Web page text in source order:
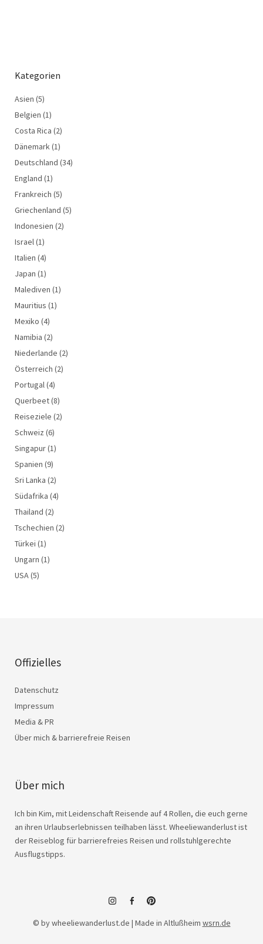
Kategorien
Asien (5)
Belgien (1)
Costa Rica (2)
Dänemark(1)
Deutschland (34)
England (1)
Frankreich (5)
Griechenland (5)
Indonesien (2)
Israel(1)
Italien (4)
Japan (1)
Malediven (1)
Mauritius (1)
Mexiko (4)
Namibia (2)
Niederlande (2)
Österreich (2)
Portugal(4)
Querbeet(8)
Reiseziele (2)
Schweiz (6)
Singapur(1)
Spanien (9)
Sri Lanka (2)
Südafrika (4)
Thailand (2)
Tschechien (2)
Türkei (1)
Ungarn (1)
USA(5)
Offizielles
Datenschutz
Impressum
Media & PR
Über mich & barrierefreie Reisen
Über mich
Ich bin Kim, mit Leidenschaft Reisende auf 4 Rollen, die euch gerne
an ihren Urlaubserlebnissen teilhaben lässt. Wheeliewanderlust ist
der Reiseblog für barrierefreies Reisen und rollstuhlgerechte
Ausflugstipps.
instagramfacebook
© by wheeliewanderlust.de | Made in Altlußheim wsrn.de